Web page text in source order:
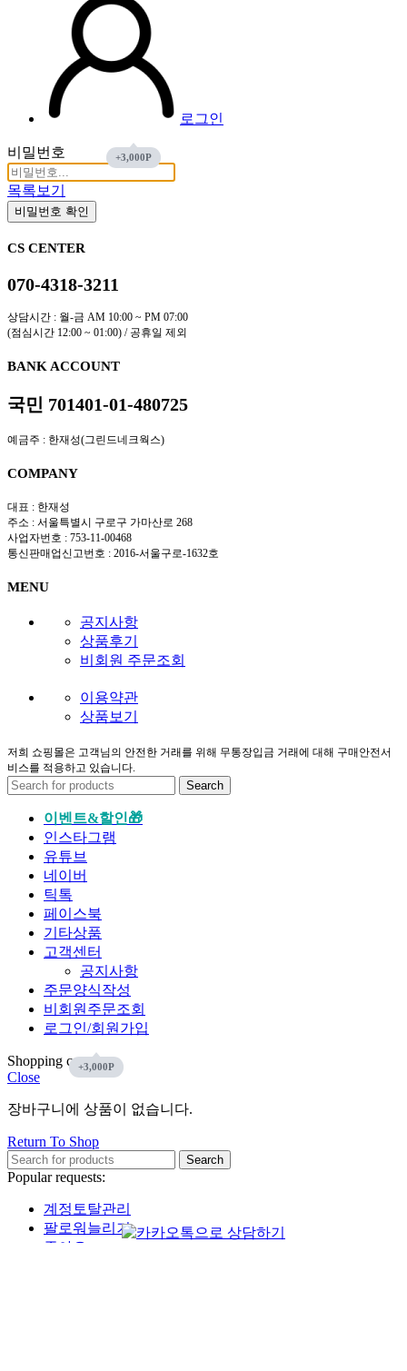
로그인
비밀번호
목록보기
비밀번호 확인
CS CENTER
070-4318-3211
상담시간 : 월-금 AM 10:00 ~ PM 07:00
(점심시간 12:00 ~ 01:00) / 공휴일 제외
BANK ACCOUNT
국민 701401-01-480725
예금주 : 한재성(그린드네크웍스)
COMPANY
대표 : 한재성
주소 : 서울특별시 구로구 가마산로 268
사업자번호 : 753-11-00468
통신판매업신고번호 : 2016-서울구로-1632호
MENU
공지사항
상품후기
비회원 주문조회
이용약관
상품보기
저희 쇼핑몰은 고객님의 안전한 거래를 위해 무통장입금 거래에 대해 구매안전서
비스를 적용하고 있습니다.
Search
이벤트&할인🎁
인스타그램
유튜브
네이버
틱톡
페이스북
기타상품
고객센터
공지사항
주문양식작성
비회원주문조회
로그인/회원가입
Shopping cart
Close
장바구니에 상품이 없습니다.
Return To Shop
Search
Popular requests:
계정토탈관리
팔로워늘리기
좋아요